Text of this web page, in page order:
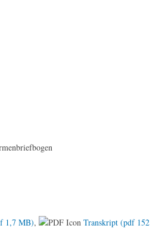
1,7 MB),
Transkript (pdf 152